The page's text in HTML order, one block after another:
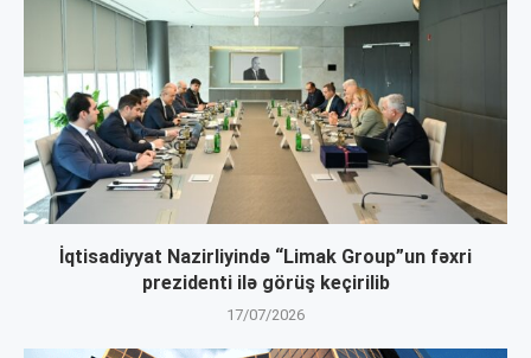
İqtisadiyyat Nazirliyində “Limak Group”un fəxri
prezidenti ilə görüş keçirilib
17/07/2026